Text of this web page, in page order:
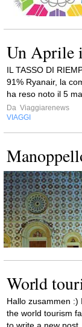
Un Aprile
IL TASSO DI
91% Ryanair, la
ha reso noto il 5
Da Viaggiarenews
VIAGGI
World
Hallo zusammen :)
the world tourism